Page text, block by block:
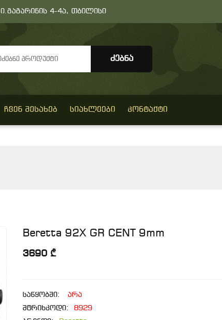
ი.გაგარინის 4-4ა, თბილისი
ᲩᲕᲔᲜ ᲨᲔᲡᲐᲮᲔᲑ ᲡᲘᲐᲮᲚᲔᲔᲑᲘ ᲙᲝᲜᲢᲐᲥᲢᲘ
Beretta 92X GR CENT 9mm
3690 ₾
საწყობში:
არა
შტრიხკოდი:
8929